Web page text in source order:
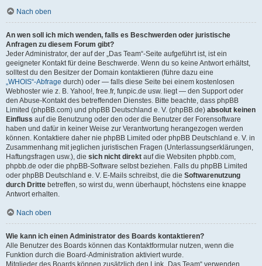
Nach oben
An wen soll ich mich wenden, falls es Beschwerden oder juristische
Anfragen zu diesem Forum gibt?
Jeder Administrator, der auf der „Das Team“-Seite aufgeführt ist, ist ein
geeigneter Kontakt für deine Beschwerde. Wenn du so keine Antwort erhältst,
solltest du den Besitzer der Domain kontaktieren (führe dazu eine
„WHOIS“-Abfrage durch) oder — falls diese Seite bei einem kostenlosen
Webhoster wie z. B. Yahoo!, free.fr, funpic.de usw. liegt — den Support oder
den Abuse-Kontakt des betreffenden Dienstes. Bitte beachte, dass phpBB
Limited (phpBB.com) und phpBB Deutschland e. V. (phpBB.de) absolut keinen
Einfluss auf die Benutzung oder den oder die Benutzer der Forensoftware
haben und dafür in keiner Weise zur Verantwortung herangezogen werden
können. Kontaktiere daher nie phpBB Limited oder phpBB Deutschland e. V. in
Zusammenhang mit jeglichen juristischen Fragen (Unterlassungserklärungen,
Haftungsfragen usw.), die sich nicht direkt auf die Websiten phpbb.com,
phpbb.de oder die phpBB-Software selbst beziehen. Falls du phpBB Limited
oder phpBB Deutschland e. V. E-Mails schreibst, die die Softwarenutzung
durch Dritte betreffen, so wirst du, wenn überhaupt, höchstens eine knappe
Antwort erhalten.
Nach oben
Wie kann ich einen Administrator des Boards kontaktieren?
Alle Benutzer des Boards können das Kontaktformular nutzen, wenn die
Funktion durch die Board-Administration aktiviert wurde.
Mitglieder des Boards können zusätzlich den Link „Das Team“ verwenden.